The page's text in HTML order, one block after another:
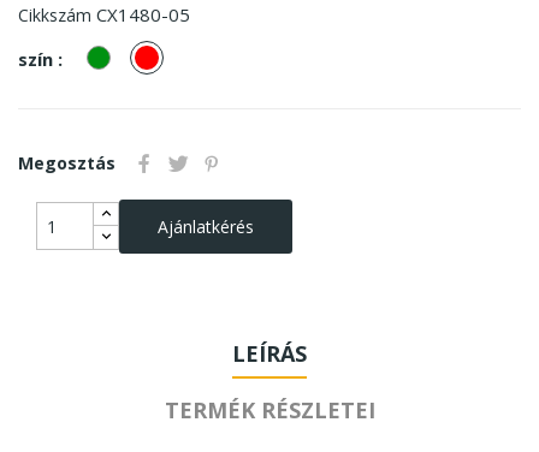
Cikkszám CX1480-05
szín :
zöld piros
Megosztás
Ajánlatkérés
LEÍRÁS
TERMÉK RÉSZLETEI